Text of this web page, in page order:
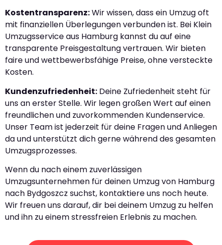
Kostentransparenz:Wir wissen, dass ein Umzug oft
mit finanziellen Überlegungen verbunden ist. Bei Klein
Umzugsservice aus Hamburg kannst du auf eine
transparente Preisgestaltung vertrauen. Wir bieten
faire und wettbewerbsfähige Preise, ohne versteckte
Kosten.
Kundenzufriedenheit: Deine Zufriedenheit steht für
uns an erster Stelle. Wir legen großen Wert auf einen
freundlichen und zuvorkommenden Kundenservice.
Unser Team ist jederzeit für deine Fragen und Anliegen
da und unterstützt dich gerne während des gesamten
Umzugsprozesses.
Wenn du nach einem zuverlässigen
Umzugsunternehmen für deinen Umzug von Hamburg
nach Bydgoszcz suchst, kontaktiere uns noch heute.
Wir freuen uns darauf, dir bei deinem Umzug zu helfen
und ihn zu einem stressfreien Erlebnis zu machen.